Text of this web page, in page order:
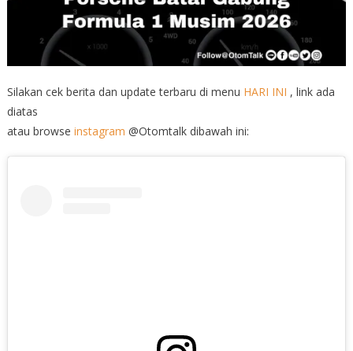
Silakan cek berita dan update terbaru di menu HARI INI , link ada
diatas
atau browse instagram @Otomtalk dibawah ini: